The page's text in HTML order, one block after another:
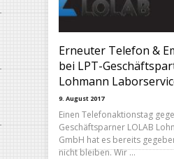
Erneuter Telefon &
bei LPT-
Lohmann
9. August 2017
Einen Telefonaktionstag
Geschäftsparner LOLAB
GmbH hat es bereits
nicht bleiben. Wir …